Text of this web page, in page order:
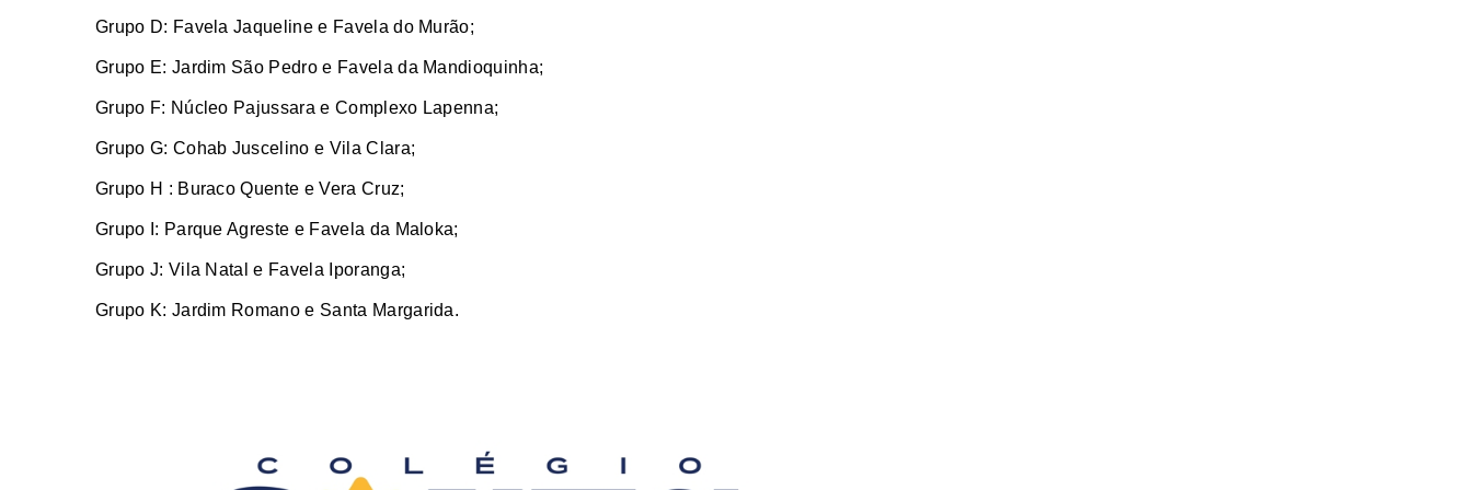
Grupo D: Favela Jaqueline e Favela do Murão;
Grupo E: Jardim São Pedro e Favela da Mandioquinha;
Grupo F: Núcleo Pajussara e Complexo Lapenna;
Grupo G: Cohab Juscelino e Vila Clara;
Grupo H : Buraco Quente e Vera Cruz;
Grupo I: Parque Agreste e Favela da Maloka;
Grupo J: Vila Natal e Favela Iporanga;
Grupo K: Jardim Romano e Santa Margarida.